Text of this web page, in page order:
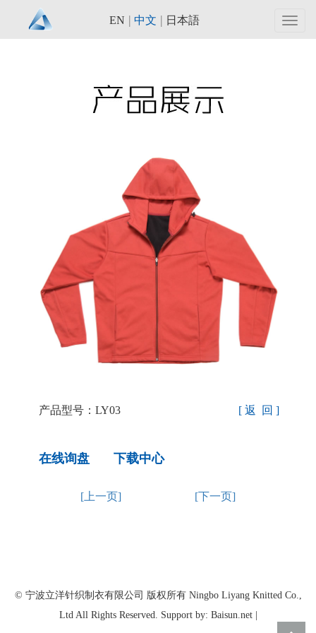
EN | 中文 | 日本語
产品型号：LY03 [ 返 回 ]
在线询盘 下载中心
[上一页] [下一页]
© 宁波立洋针织制衣有限公司 版权所有 Ningbo Liyang Knitted Co.,
Ltd All Rights Reserved. Support by: Baisun.net |